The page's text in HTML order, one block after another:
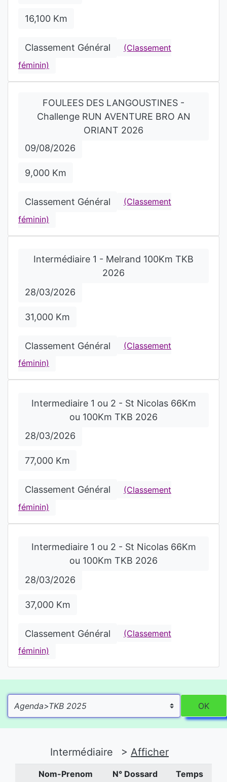
16,100 Km
Classement Général
(Classement
féminin)
FOULEES DES LANGOUSTINES -
Challenge RUN AVENTURE BRO AN
ORIANT 2026
09/08/2026
9,000 Km
Classement Général
(Classement
féminin)
Intermédiaire 1 - Melrand 100Km TKB
2026
28/03/2026
31,000 Km
Classement Général
(Classement
féminin)
Intermediaire 1 ou 2 - St Nicolas 66Km
ou 100Km TKB 2026
28/03/2026
77,000 Km
Classement Général
(Classement
féminin)
Intermediaire 1 ou 2 - St Nicolas 66Km
ou 100Km TKB 2026
28/03/2026
37,000 Km
Classement Général
(Classement
féminin)
OK
Intermédiaire > Afficher
Nom-Prenom N° Dossard Temps